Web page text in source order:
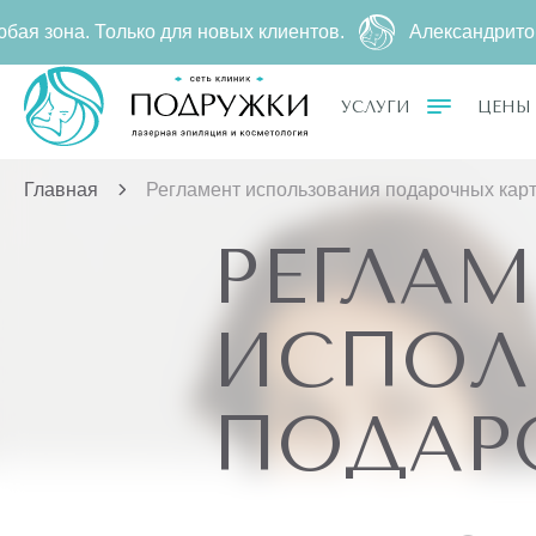
УСЛУГИ ЦЕНЫ
Главная Регламент использования подарочных карт
Только для новых клиентов. Александритовая